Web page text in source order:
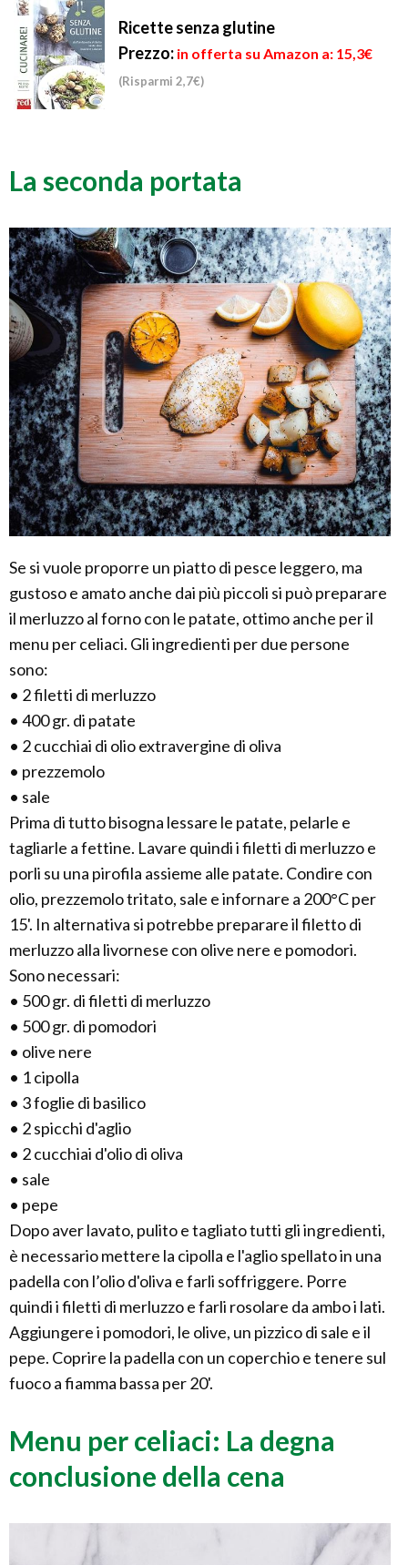
Ricette senza glutine
Prezzo: in offerta su Amazon a: 15,3€
(Risparmi 2,7€)
La seconda portata
Se si vuole proporre un piatto di pesce leggero, ma
gustoso e amato anche dai più piccoli si può preparare
il merluzzo al forno con le patate, ottimo anche per il
menu per celiaci. Gli ingredienti per due persone
sono:
• 2 filetti di merluzzo
• 400 gr. di patate
• 2 cucchiai di olio extravergine di oliva
• prezzemolo
• sale
Prima di tutto bisogna lessare le patate, pelarle e
tagliarle a fettine. Lavare quindi i filetti di merluzzo e
porli su una pirofila assieme alle patate. Condire con
olio, prezzemolo tritato, sale e infornare a 200°C per
15'. In alternativa si potrebbe preparare il filetto di
merluzzo alla livornese con olive nere e pomodori.
Sono necessari:
• 500 gr. di filetti di merluzzo
• 500 gr. di pomodori
• olive nere
• 1 cipolla
• 3 foglie di basilico
• 2 spicchi d'aglio
• 2 cucchiai d'olio di oliva
• sale
• pepe
Dopo aver lavato, pulito e tagliato tutti gli ingredienti,
è necessario mettere la cipolla e l'aglio spellato in una
padella con l’olio d'oliva e farli soffriggere. Porre
quindi i filetti di merluzzo e farli rosolare da ambo i lati.
Aggiungere i pomodori, le olive, un pizzico di sale e il
pepe. Coprire la padella con un coperchio e tenere sul
fuoco a fiamma bassa per 20'.
Menu per celiaci: La degna
conclusione della cena